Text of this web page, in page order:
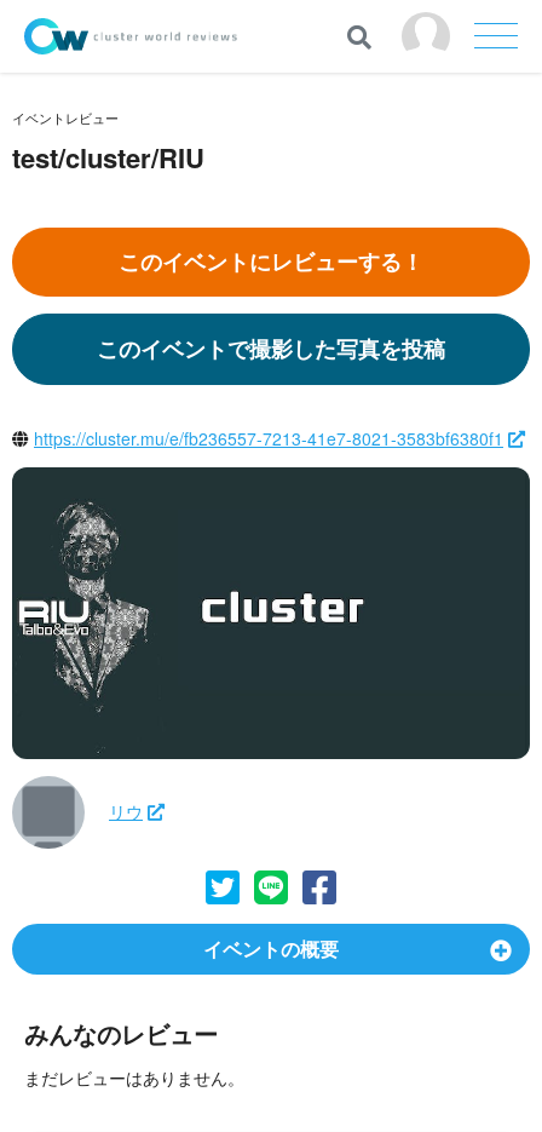
イベントレビュー
test/cluster/RIU
このイベントにレビューする！
このイベントで撮影した写真を投稿
https://cluster.mu/e/fb236557-7213-41e7-8021-3583bf6380f1
リウ
イベントの概要
みんなのレビュー
まだレビューはありません。